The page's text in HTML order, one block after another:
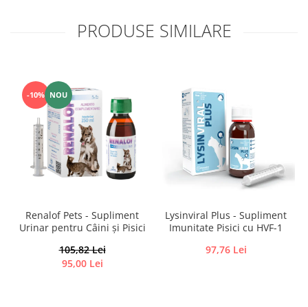
PRODUSE SIMILARE
-10% NOU
Renalof Pets - Supliment
Urinar pentru Câini și Pisici
105,82 Lei
95,00 Lei
Lysinviral Plus - Supliment
Imunitate Pisici cu HVF-1
97,76 Lei